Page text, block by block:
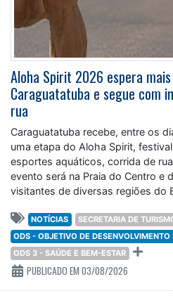
Aloha Spirit 2026 espera
Caraguatatuba e segue com
rua
Caraguatatuba recebe, entre os
uma etapa do Aloha Spirit,
esportes aquáticos, corrida de
evento será na Praia do Centro e
visitantes de diversas regiões do
NOTÍCIAS
SECRETARIA DE
ODS - OBJETIVO DE DESENVOLVIMENTO
ODS 3 - SAÚDE E BEM-ESTAR
PUBLICADO EM 03/08/2026